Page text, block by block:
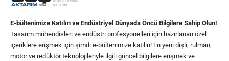
E-bültenimize Katılın ve Endüstriyel Dünyada Öncü Bilgilere Sahip Olun!
Tasarım mühendisleri ve endüstri profesyonelleri için hazırlanan özel
içeriklere erişmek için şimdi e-bültenimize katılın! En yeni dişli, rulman,
motor ve redüktör teknolojileriyle ilgili güncel bilgilere erişmek ve